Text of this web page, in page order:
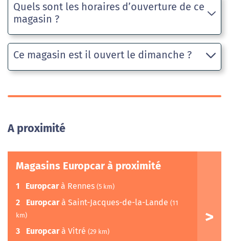
Quels sont les horaires d’ouverture de ce
magasin ?
Ce magasin est il ouvert le dimanche ?
A proximité
Magasins Europcar à proximité
1 Europcarà Rennes (5 km)
2 Europcarà Saint-Jacques-de-la-Lande (11
km)
3 Europcarà Vitré (29 km)